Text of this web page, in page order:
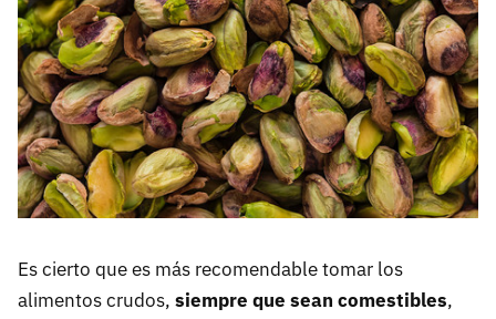
Es cierto que es más recomendable tomar los
alimentos crudos, siempre que sean comestibles,